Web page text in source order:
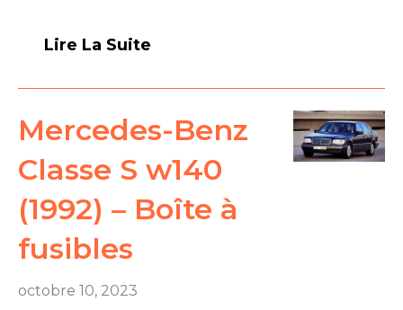
Lire La Suite
Mercedes-Benz
Classe S w140
(1992) – Boîte à
fusibles
octobre 10, 2023